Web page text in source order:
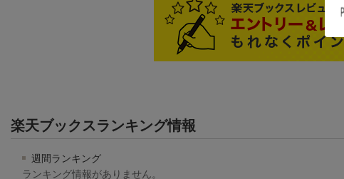
楽天ブックスランキング情報
週間ランキング
ランキング情報がありません。